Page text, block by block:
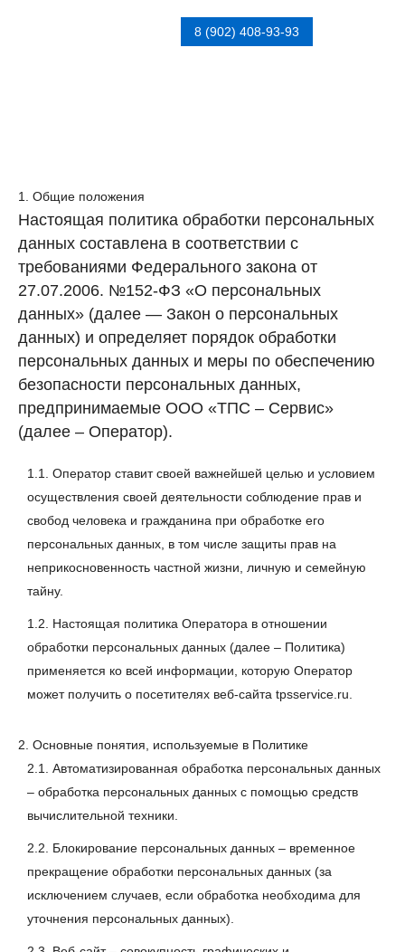
8 (902) 408-93-93
1. Общие положения
Настоящая политика обработки персональных
данных составлена в соответствии с
требованиями Федерального закона от
27.07.2006. №152-ФЗ «О персональных
данных» (далее — Закон о персональных
данных) и определяет порядок обработки
персональных данных и меры по обеспечению
безопасности персональных данных,
предпринимаемые ООО «ТПС – Сервис»
(далее – Оператор).
1.1. Оператор ставит своей важнейшей целью и условием
осуществления своей деятельности соблюдение прав и
свобод человека и гражданина при обработке его
персональных данных, в том числе защиты прав на
неприкосновенность частной жизни, личную и семейную
тайну.
1.2. Настоящая политика Оператора в отношении
обработки персональных данных (далее – Политика)
применяется ко всей информации, которую Оператор
может получить о посетителях веб-сайта tpsservice.ru.
2. Основные понятия, используемые в Политике
2.1. Автоматизированная обработка персональных данных
– обработка персональных данных с помощью средств
вычислительной техники.
2.2. Блокирование персональных данных – временное
прекращение обработки персональных данных (за
исключением случаев, если обработка необходима для
уточнения персональных данных).